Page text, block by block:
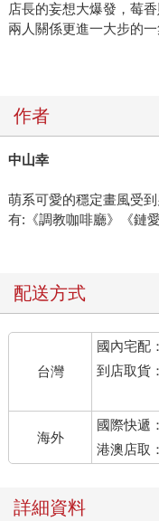
店長的妄想大爆發，莓
兩人關係更進一大步的一
作者
中山幸
萌系可愛的穩定畫風受
有:《調教咖啡廳》《鏈
配送方式
台灣
國內宅配
到店取貨：
海外
國際快遞
港澳店取：
詳細資料